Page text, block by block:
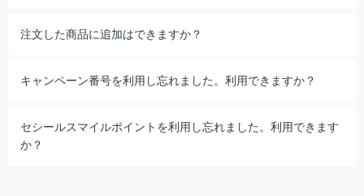
注文した商品に追加はできますか？
キャンペーン番号を利用し忘れました。利用できますか？
セシールスマイルポイントを利用し忘れました。利用できます
か？